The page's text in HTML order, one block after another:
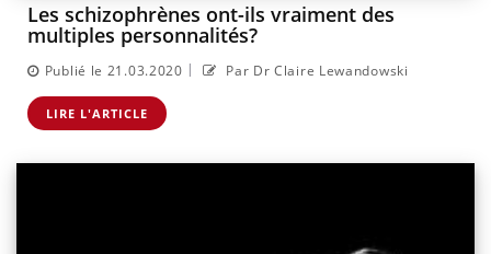
Les schizophrènes ont-ils vraiment des
multiples personnalités?
Publié le 21.03.2020 | Par Dr Claire Lewandowski
LIRE L'ARTICLE